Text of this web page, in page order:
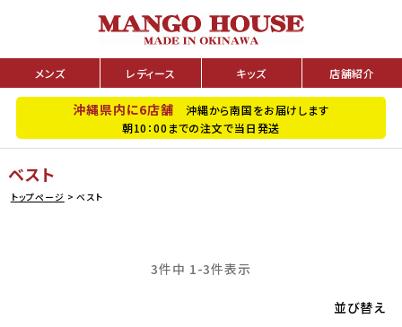
メンズ レディース キッズ 店舗紹介
沖縄県内に6店舗 沖縄から南国をお届けします
朝10：00までの注文で当日発送
ベスト
トップページ ベスト
並び替え
3件中 1-3件表示